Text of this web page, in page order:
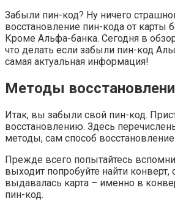
Забыли пин-код? Ну ничего
восстановление пин-кода от карты
Кроме Альфа-банка. Сегодня в
что делать если забыли пин-код
самая актуальная информация!
Методы
Итак, вы забыли свой пин-код.
восстановлению. Здесь
методы, сам способ
Прежде всего попытайтесь
выходит попробуйте найти
выдавалась карта – именно в
пин-код.